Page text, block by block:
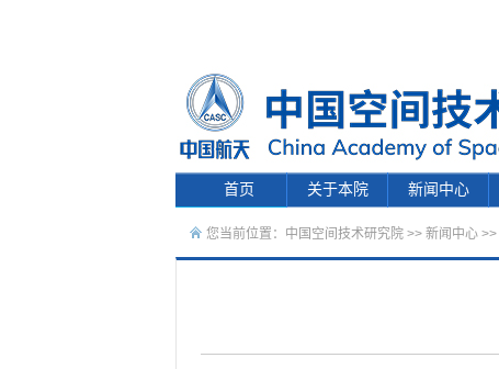
首页 关于本院 新闻中心
您当前位置： 中国空间技术研究院 >> 新闻中心 >>